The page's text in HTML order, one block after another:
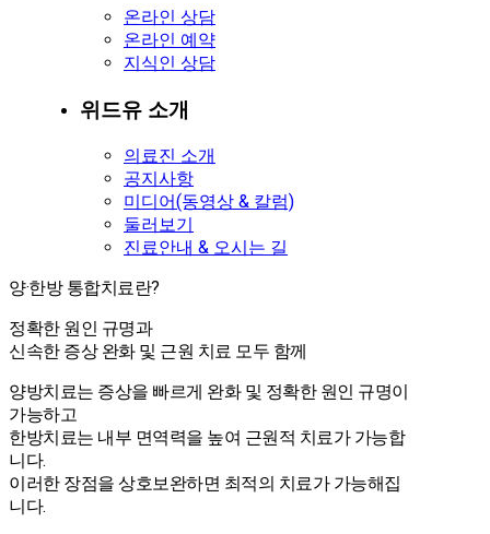
온라인 상담
온라인 예약
지식인 상담
위드유 소개
의료진 소개
공지사항
미디어(동영상 & 칼럼)
둘러보기
진료안내 & 오시는 길
양·한방 통합치료란?
양·한방 통합치료란?
정확한 원인 규명과
신속한 증상 완화 및 근원 치료 모두 함께
양방치료는 증상을 빠르게 완화 및 정확한 원인 규명이
가능하고
한방치료는 내부 면역력을 높여 근원적 치료가 가능합
니다.
이러한 장점을 상호보완하면 최적의 치료가 가능해집
니다.